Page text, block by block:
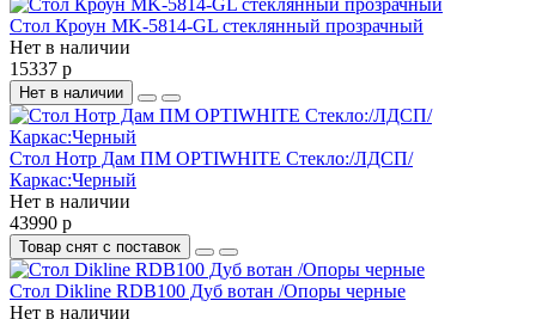
Стол Кроун MK-5814-GL стеклянный прозрачный
Нет в наличии
15337 р
Нет в наличии
Стол Нотр Дам ПМ OPTIWHITE Стекло:/ЛДСП/
Каркас:Черный
Нет в наличии
43990 р
Товар снят с поставок
Стол Dikline RDB100 Дуб вотан /Опоры черные
Нет в наличии